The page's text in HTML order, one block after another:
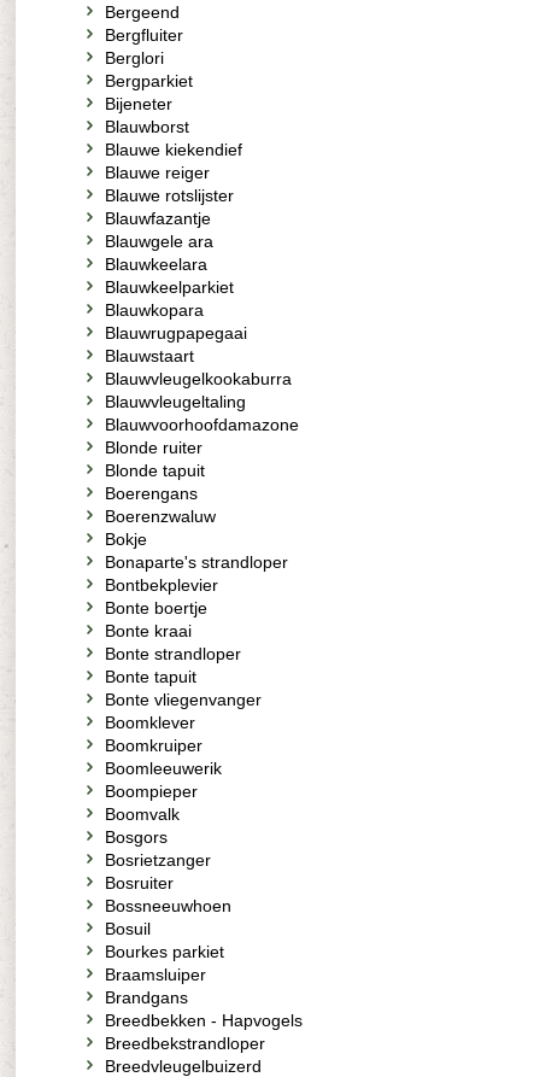
Bergeend
Bergfluiter
Berglori
Bergparkiet
Bijeneter
Blauwborst
Blauwe kiekendief
Blauwe reiger
Blauwe rotslijster
Blauwfazantje
Blauwgele ara
Blauwkeelara
Blauwkeelparkiet
Blauwkopara
Blauwrugpapegaai
Blauwstaart
Blauwvleugelkookaburra
Blauwvleugeltaling
Blauwvoorhoofdamazone
Blonde ruiter
Blonde tapuit
Boerengans
Boerenzwaluw
Bokje
Bonaparte's strandloper
Bontbekplevier
Bonte boertje
Bonte kraai
Bonte strandloper
Bonte tapuit
Bonte vliegenvanger
Boomklever
Boomkruiper
Boomleeuwerik
Boompieper
Boomvalk
Bosgors
Bosrietzanger
Bosruiter
Bossneeuwhoen
Bosuil
Bourkes parkiet
Braamsluiper
Brandgans
Breedbekken - Hapvogels
Breedbekstrandloper
Breedvleugelbuizerd